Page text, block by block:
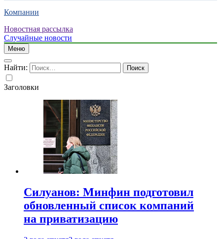
Компании
Новостная рассылка
Случайные новости
Меню
Найти:
Заголовки
Силуанов: Минфин подготовил
обновленный список компаний
на приватизацию